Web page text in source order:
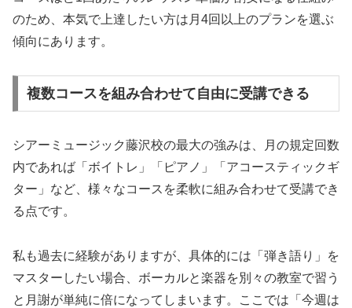
のため、本気で上達したい方は月4回以上のプランを選ぶ
傾向にあります。
複数コースを組み合わせて自由に受講できる
シアーミュージック藤沢校の最大の強みは、月の規定回数
内であれば「ボイトレ」「ピアノ」「アコースティックギ
ター」など、様々なコースを柔軟に組み合わせて受講でき
る点です。
私も過去に経験がありますが、具体的には「弾き語り」を
マスターしたい場合、ボーカルと楽器を別々の教室で習う
と月謝が単純に倍になってしまいます。ここでは「今週は